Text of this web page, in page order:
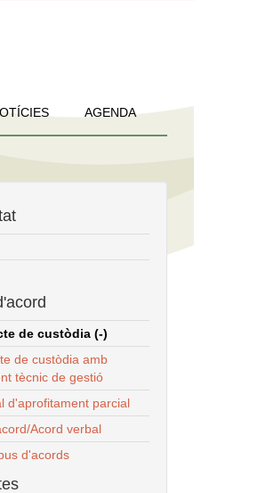
AGENDA
de custòdia (-)
de custòdia amb
tècnic de gestió
d'aprofitament parcial
Acord verbal
d'acords